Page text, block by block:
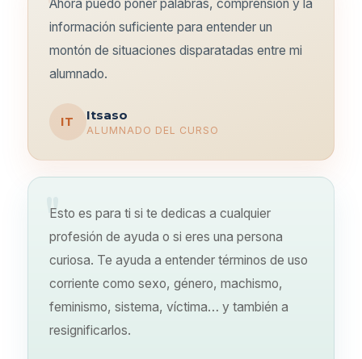
Ahora puedo poner palabras, comprensión y la
información suficiente para entender un
montón de situaciones disparatadas entre mi
alumnado.
IT Itsaso
ALUMNADO DEL CURSO
Esto es para ti si te dedicas a cualquier
profesión de ayuda o si eres una persona
curiosa. Te ayuda a entender términos de uso
corriente como sexo, género, machismo,
feminismo, sistema, víctima… y también a
resignificarlos.